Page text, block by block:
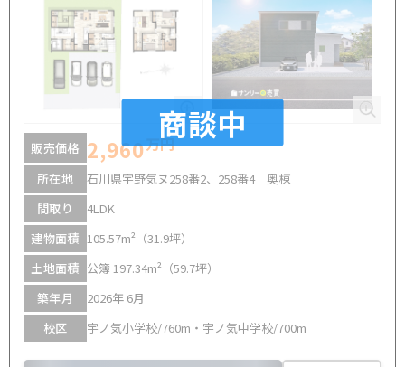
商談中
販売価格 2,960万円
所在地
石川県宇野気ヌ258番2、258番4 奥棟
間取り
4LDK
建物面積 105.57m²（31.9坪）
土地面積 公簿 197.34m²（59.7坪）
築年月
2026年 6月
校区
宇ノ気小学校/760m・宇ノ気中学校/700m